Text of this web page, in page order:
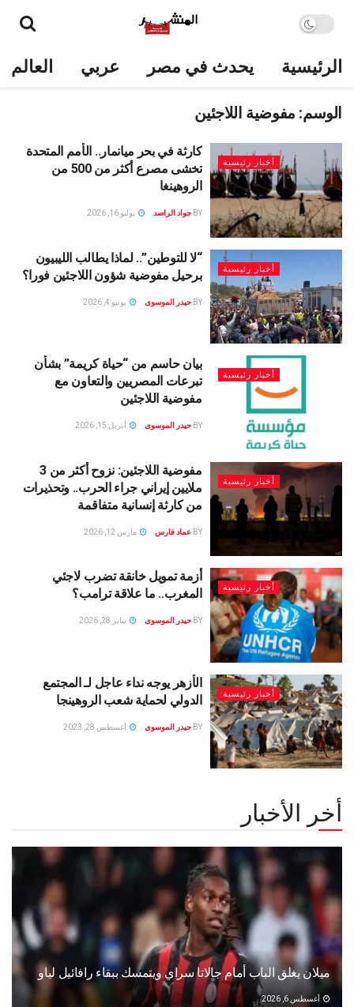
الرئيسية يحدث في مصر عربي العالم
الوسم: مفوضية اللاجئين
أخبار رئيسية
كارثة في بحر ميانمار.. الأمم المتحدة
تخشى مصرع أكثر من 500 من
الروهينغا
BY جواد الراصد يوليو 16, 2026
أخبار رئيسية
“لا للتوطين”.. لماذا يطالب الليبيون
برحيل مفوضية شؤون اللاجئين فورا؟
BY حيدر الموسوى يونيو 4, 2026
أخبار رئيسية
بيان حاسم من “حياة كريمة” بشأن
تبرعات المصريين والتعاون مع
مفوضية اللاجئين
BY حيدر الموسوى أبريل 15, 2026
أخبار رئيسية
مفوضية اللاجئين: نزوح أكثر من 3
ملايين إيراني جراء الحرب.. وتحذيرات
من كارثة إنسانية متفاقمة
BY عماد فارس مارس 12, 2026
أخبار رئيسية
أزمة تمويل خانقة تضرب لاجئي
المغرب.. ما علاقة ترامب؟
BY حيدر الموسوى يناير 28, 2026
أخبار رئيسية
الأزهر يوجه نداء عاجل لـ المجتمع
الدولي لحماية شعب الروهينجا
BY حيدر الموسوى أغسطس 28, 2023
أخر الأخبار
ميلان يغلق الباب أمام جالاتا سراي ويتمسك ببقاء رافائيل لياو
أغسطس 6, 2026